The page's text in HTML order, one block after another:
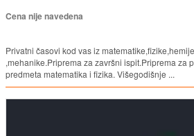
Cena nije navedena
Privatni časovi kod vas iz
,mehanike.Priprema za završni ispit.Priprema za
predmeta matematika i fizika. Višegodišnje ...